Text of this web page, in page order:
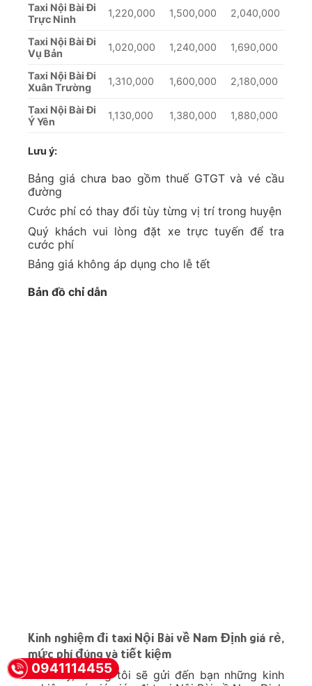
Taxi Nội Bài Đi
Trực Ninh
1,220,000 1,500,000 2,040,000
Taxi Nội Bài Đi
Vụ Bản
1,020,000 1,240,000 1,690,000
Taxi Nội Bài Đi
Xuân Trường
1,310,000 1,600,000 2,180,000
Taxi Nội Bài Đi
Ý Yên
1,130,000 1,380,000 1,880,000
Lưu ý:
Bảng giá chưa bao gồm thuế GTGT và vé cầu
đường
Cước phí có thay đổi tùy từng vị trí trong huyện
Quý khách vui lòng đặt xe trực tuyến để tra
cước phí
Bảng giá không áp dụng cho lễ tết
Bản đồ chỉ dẫn
Kinh nghiệm đi taxi Nội Bài về Nam Định giá rẻ,
mức phí đúng và tiết kiệm
Sau đây, chúng tôi sẽ gửi đến bạn những kinh
0941114455